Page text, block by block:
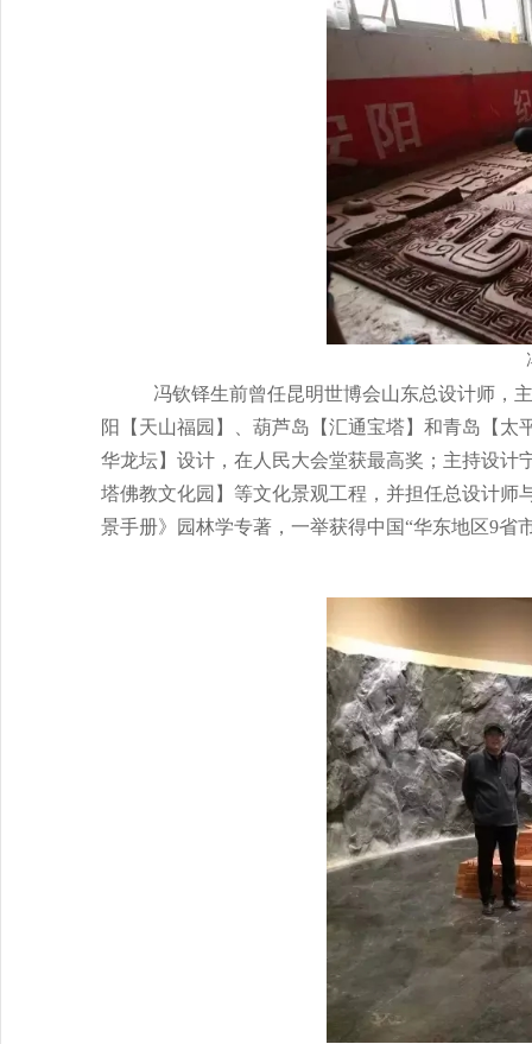
冯钦铎生前曾任昆明世博会山东总设计师，
阳【天山福园】、葫芦岛【汇通宝塔】和青岛【太
华龙坛】设计，在人民大会堂获最高奖；主持设计
塔佛教文化园】等文化景观工程，并担任总设计师
景手册》园林学专著，一举获得中国“华东地区9省